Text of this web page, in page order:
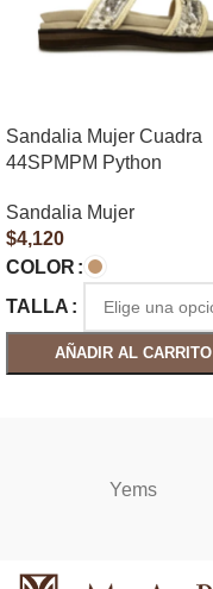
Sandalia Mujer Cuadra
44SPMPM Python
Sandalia Mujer
$4,120
COLOR
TALLA
AÑADIR AL CARRITO
Yems